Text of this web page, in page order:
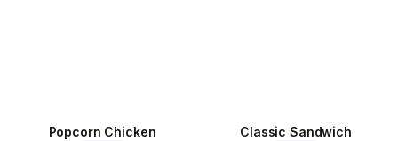
Popcorn Chicken Classic Sandwich